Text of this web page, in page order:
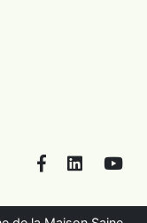
FacebookLinkedIn